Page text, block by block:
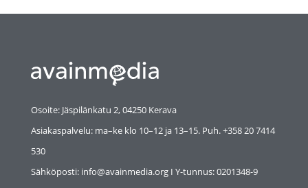
Osoite: Jäspilänkatu 2, 04250 Kerava
Asiakaspalvelu: ma–ke klo 10–12 ja 13–15. Puh. +358 20 7414
530
Sähköposti: info@avainmedia.org I Y-tunnus:0201348-9